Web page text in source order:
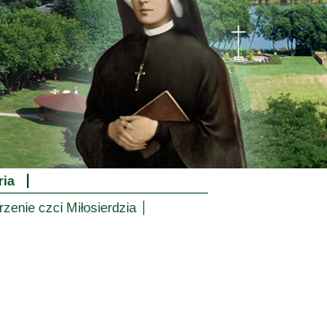
czci Miłosierdzia